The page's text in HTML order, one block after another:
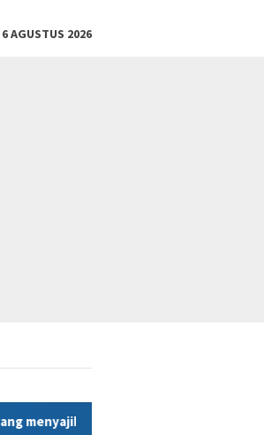
AGUSTUS 2026
berita cepat, faktual, dan berimbang.